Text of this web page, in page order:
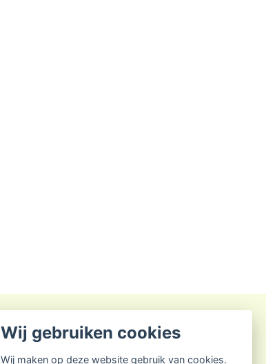
Wij gebruiken cookies
Wij maken op deze website gebruik van cookies.